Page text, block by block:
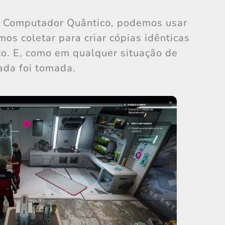
Quântico, podemos usar
coletar para criar cópias idênticas
E, como em qualquer situação de
foi tomada.